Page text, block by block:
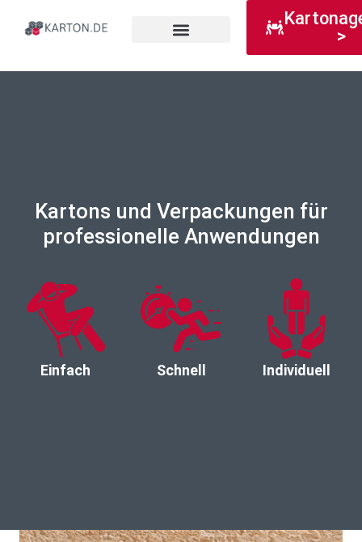
>
Kartons und Verpackungen für
professionelle Anwendungen
Einfach Schnell Individuell